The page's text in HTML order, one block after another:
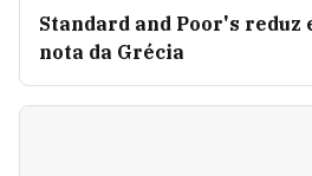
Standard and Poor's reduz
nota da Grécia